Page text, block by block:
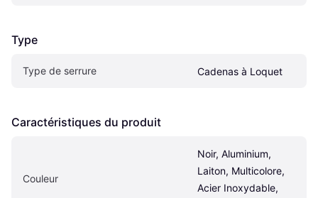
Type
Type de serrure Cadenas à Loquet
Caractéristiques du produit
Couleur
Noir, Aluminium,
Laiton, Multicolore,
Acier Inoxydable,